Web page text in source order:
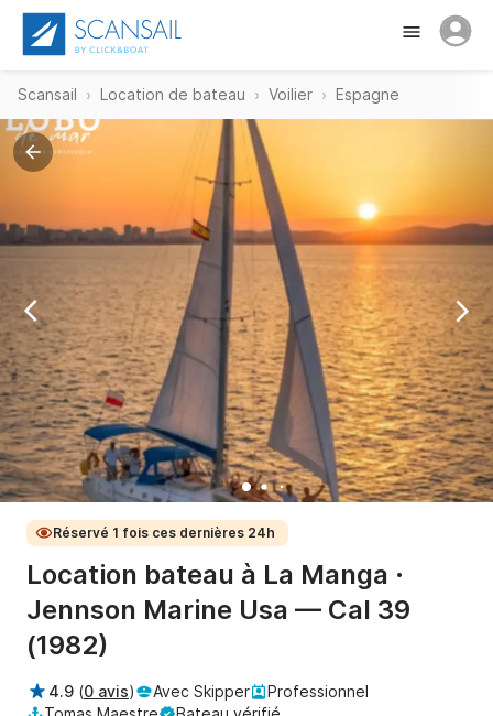
Scansail Location de bateau Voilier Espagne
Réservé 1 fois ces dernières 24h
Location bateau à La Manga ·
Jennson Marine Usa — Cal 39
(1982)
4.9 (0 avis) Avec Skipper
Professionnel